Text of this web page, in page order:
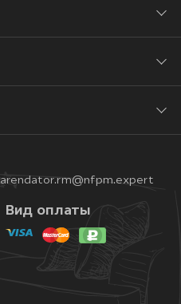
arendator.rm@nfpm.expert
Вид оплаты